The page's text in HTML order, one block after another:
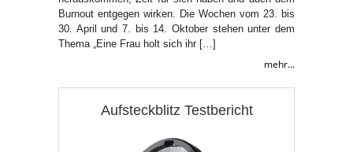
Burnout entgegen wirken. Die Wochen vom 23. bis
30. April und 7. bis 14. Oktober stehen unter dem
Thema „Eine Frau holt sich ihr […]
mehr...
Aufsteckblitz Testbericht